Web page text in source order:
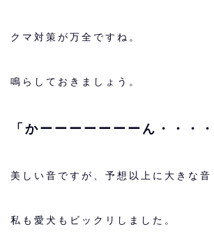
クマ対策が万全ですね。
鳴らしておきましょう。
「かーーーーーーーん・・・・
美しい音ですが、予想以上に大きな音
私も愛犬もビックリしました。